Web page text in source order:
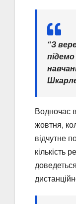
“З
Водночас
жовтня,
відчутне
кількість